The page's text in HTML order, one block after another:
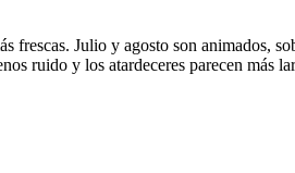
frescas. Julio y agosto son animados,
ruido y los atardeceres parecen más